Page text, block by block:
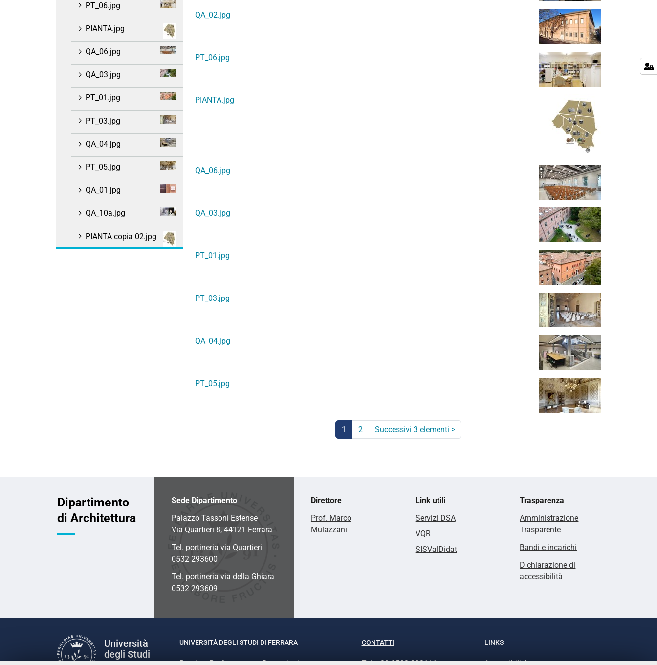
QA_02.jpg
PT_06.jpg
PIANTA.jpg
QA_06.jpg
QA_03.jpg
PT_01.jpg
PT_03.jpg
QA_04.jpg
PT_05.jpg
1
2 Successivi 3 elementi >
PT_06.jpg
PIANTA.jpg
QA_06.jpg
QA_03.jpg
PT_01.jpg
PT_03.jpg
QA_04.jpg
PT_05.jpg
QA_01.jpg
QA_10a.jpg
PIANTA copia 02.jpg
Dipartimento
di Architettura
Sede Dipartimento
Palazzo Tassoni Estense
Via Quartieri 8, 44121 Ferrara
Tel. portineria via Quartieri
0532 293600
Tel. portineria via della Ghiara
0532 293609
Direttore
Prof. Marco
Mulazzani
Link utili
Servizi DSA
VQR
SISValDidat
Trasparenza
Amministrazione
Trasparente
Bandi e incarichi
Dichiarazione di
accessibilità
Università
degli Studi
UNIVERSITÀ DEGLI STUDI DI FERRARA CONTATTI LINKS